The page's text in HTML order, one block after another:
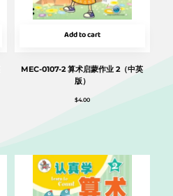
Add to cart
MEC-0107-2 算术启蒙作业 2（中英
版）
$4.00